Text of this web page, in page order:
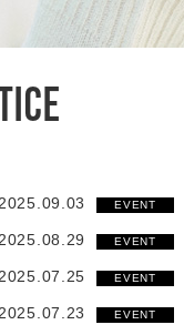
2025.09.03 EVENT
2025.08.29 EVENT
2025.07.25 EVENT
2025.07.23 EVENT